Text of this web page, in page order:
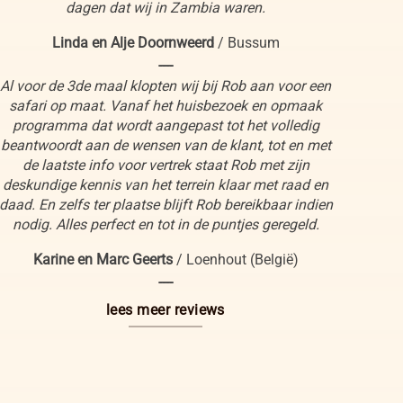
dagen dat wij in Zambia waren.
Linda en Alje Doornweerd / Bussum
----
Al voor de 3de maal klopten wij bij Rob aan voor een
safari op maat. Vanaf het huisbezoek en opmaak
programma dat wordt aangepast tot het volledig
beantwoordt aan de wensen van de klant, tot en met
de laatste info voor vertrek staat Rob met zijn
deskundige kennis van het terrein klaar met raad en
daad. En zelfs ter plaatse blijft Rob bereikbaar indien
nodig. Alles perfect en tot in de puntjes geregeld.
Karine en Marc Geerts / Loenhout (België)
----
lees meer reviews